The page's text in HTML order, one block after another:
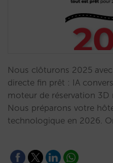
Nous clôturons 2025
directe fin prêt : IA
moteur de réservation 3D
Nous préparons votre
technologique en 2026.